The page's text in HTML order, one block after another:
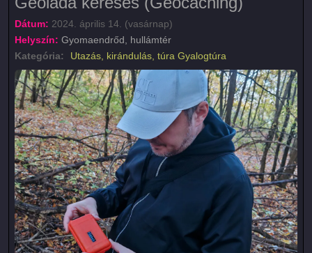
Dátum: 2024. április 14. (vasárnap)
Helyszín: Gyomaendrőd, hullámtér
Kategória:
Utazás, kirándulás, túra Gyalogtúra